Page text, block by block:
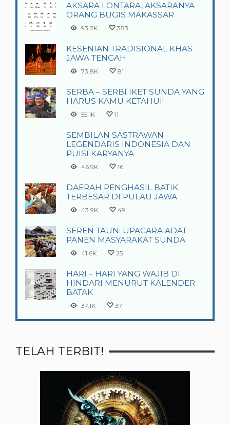
AKSARA LONTARA, AKSARANYA
ORANG BUGIS MAKASSAR
93.2K 383
KESENIAN TRADISIONAL KHAS
JAWA TENGAH
73.8K 81
SERBA – SERBI IKET SUNDA YANG
HARUS KAMU KETAHUI!
55.1K 11
SEMBILAN SASTRAWAN
LEGENDARIS INDONESIA DAN
PUISI KARYANYA
46.9K 16
DAERAH PENGHASIL BATIK
TERBESAR DI PULAU JAWA
43.9K 49
SEREN TAUN: UPACARA ADAT
PANEN MASYARAKAT SUNDA
41.6K 25
HARI – HARI YANG WAJIB DI
HINDARI MENURUT KALENDER
BATAK
37.1K 37
TELAH TERBIT!